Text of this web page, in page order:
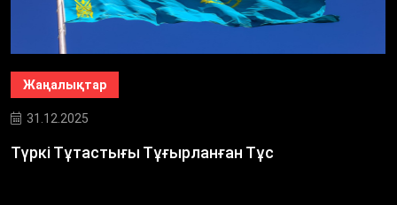
Жаңалықтар
31.12.2025
Түркі Тұтастығы Тұғырланған Тұс